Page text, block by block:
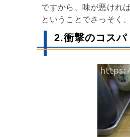
ですから、味が悪けれ
ということでさっそく
2.衝撃のコスパ